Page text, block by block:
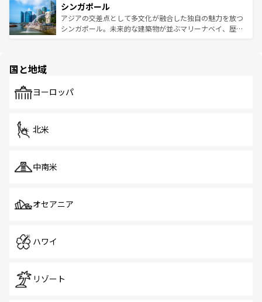
参照してほしい。
激する。気候は一年中温暖で、どの季節にも異なる楽しみ
が待っている。親しみやすいタイの人々、仏教を中心とし
た文化、そして多様な観光資源が、訪れる旅人を魅了し続
み、どこを訪れても感動するはず。観光スポットが密集し
ており、効率よく見どころを回れるのも魅力。息をのむよ
うな絶景から文化的な体験まで、香港を存分に楽しみ尽く
シンガポール
アジアの交差点として多文化が融合した独自の魅力を放つ
シンガポール。未来的な建築物が並ぶマリーナベイ、歴史
で、ホーカーズは地元の風情を楽しめる外せないスポット
国と地域
ヨーロッパ
北米
中南米
オセアニア
ハワイ
リゾート